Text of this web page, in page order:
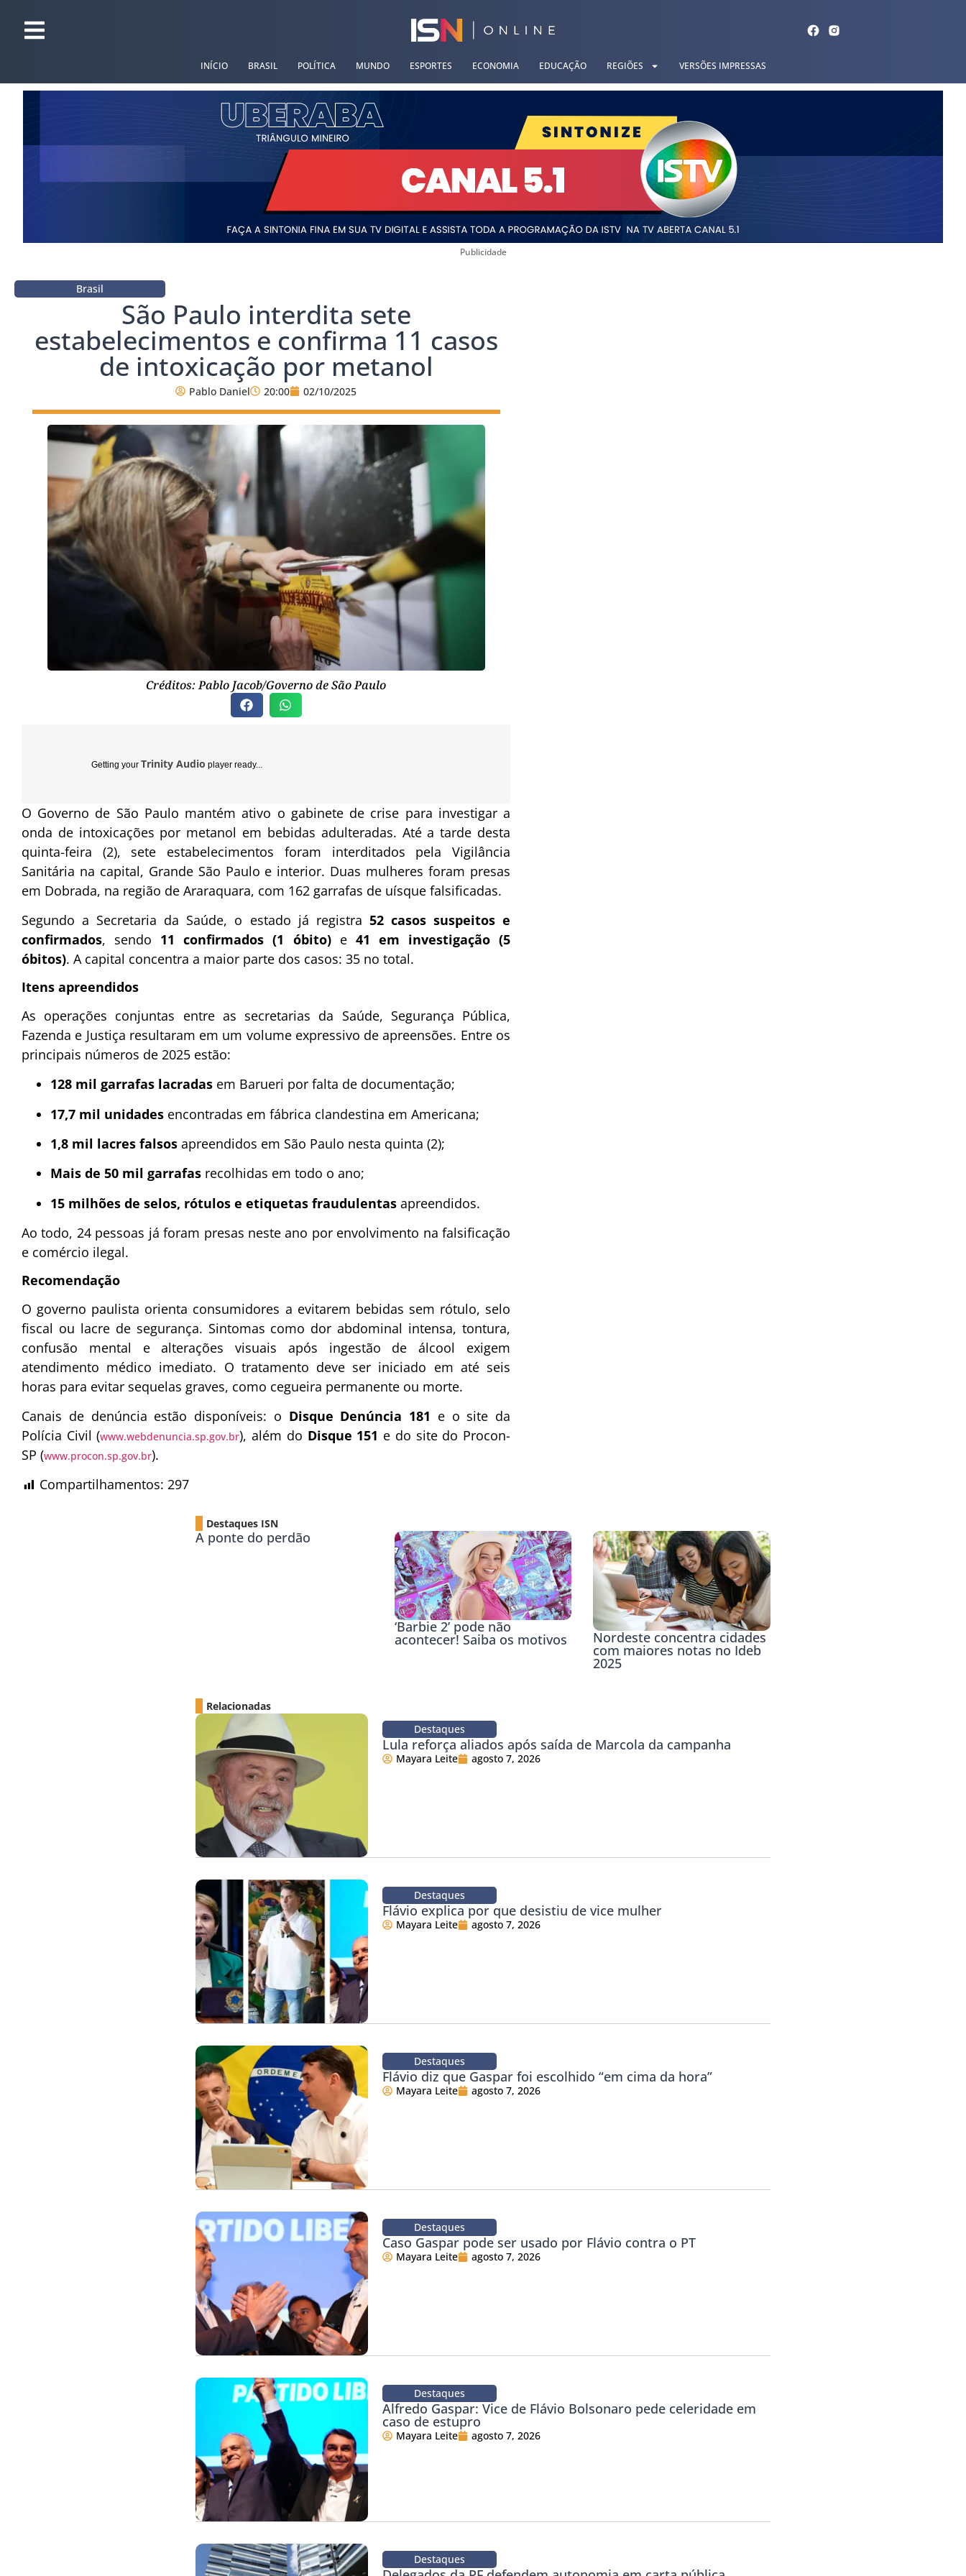
INÍCIO BRASIL POLÍTICA MUNDO ESPORTES ECONOMIA EDUCAÇÃO REGIÕES VERSÕES IMPRESSAS
Publicidade
Brasil
São Paulo interdita sete
estabelecimentos e confirma 11 casos
de intoxicação por metanol
Pablo Daniel 20:00 02/10/2025
Créditos: Pablo Jacob/Governo de São Paulo
Getting your Trinity Audio player ready...
O Governo de São Paulo mantém ativo o gabinete de crise para investigar a
onda de intoxicações por metanol em bebidas adulteradas. Até a tarde desta
quinta-feira (2), sete estabelecimentos foram interditados pela Vigilância
Sanitária na capital, Grande São Paulo e interior. Duas mulheres foram presas
em Dobrada, na região de Araraquara, com 162 garrafas de uísque falsificadas.
Segundo a Secretaria da Saúde, o estado já registra 52 casos suspeitos e
confirmados, sendo 11 confirmados (1 óbito)e 41 em investigação (5
óbitos). A capital concentra a maior parte dos casos: 35 no total.
Itens apreendidos
As operações conjuntas entre as secretarias da Saúde, Segurança Pública,
Fazenda e Justiça resultaram em um volume expressivo de apreensões. Entre os
principais números de 2025 estão:
128 mil garrafas lacradas em Barueri por falta de documentação;
17,7 mil unidades encontradas em fábrica clandestina em Americana;
1,8 mil lacres falsos apreendidos em São Paulo nesta quinta (2);
Mais de 50 mil garrafas recolhidas em todo o ano;
15 milhões de selos, rótulos e etiquetas fraudulentas apreendidos.
Ao todo, 24 pessoas já foram presas neste ano por envolvimento na falsificação
e comércio ilegal.
Recomendação
O governo paulista orienta consumidores a evitarem bebidas sem rótulo, selo
fiscal ou lacre de segurança. Sintomas como dor abdominal intensa, tontura,
confusão mental e alterações visuais após ingestão de álcool exigem
atendimento médico imediato. O tratamento deve ser iniciado em até seis
horas para evitar sequelas graves, como cegueira permanente ou morte.
Canais de denúncia estão disponíveis: o Disque Denúncia 181 e o site da
Polícia Civil (www.webdenuncia.sp.gov.br), além do Disque 151 e do site do Procon-
SP (www.procon.sp.gov.br).
Compartilhamentos: 297
Destaques ISN
A ponte do perdão
‘Barbie 2’ pode não
acontecer! Saiba os motivos Nordeste concentra cidades
com maiores notas no Ideb
2025
Relacionadas
Destaques
Lula reforça aliados após saída de Marcola da campanha
Mayara Leite agosto 7, 2026
Destaques
Flávio explica por que desistiu de vice mulher
Mayara Leite agosto 7, 2026
Destaques
Flávio diz que Gaspar foi escolhido “em cima da hora”
Mayara Leite agosto 7, 2026
Destaques
Caso Gaspar pode ser usado por Flávio contra o PT
Mayara Leite agosto 7, 2026
Destaques
Alfredo Gaspar: Vice de Flávio Bolsonaro pede celeridade em
caso de estupro
Mayara Leite agosto 7, 2026
Destaques